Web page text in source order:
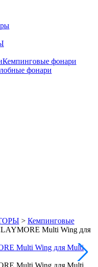
Кемпинговые фонари
фонари
> Кемпинговые
Multi Wing для